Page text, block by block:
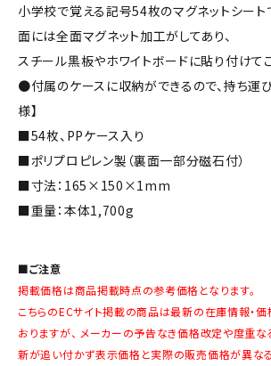
小学校で覚える記号54枚のマグネットシート
面には全面マグネット加工がしてあり、
スチール黒板やホワイトボードに貼り付けて
●付属のケースに収納ができるので、持ち運び
様】
■54枚、PPケース入り
■ポリプロピレン製（裏面一部分磁石付）
■寸法：165×150×1mm
■重量：本体1,700g
■ご注意
掲載価格は商品掲載時点の参考価格となります。
こちらのECサイト掲載の商品は最新の在庫情報・
おりますが、 メーカーの予告なき価格改定や度重な
新が追い付かず表示価格と実際の販売価格が異な